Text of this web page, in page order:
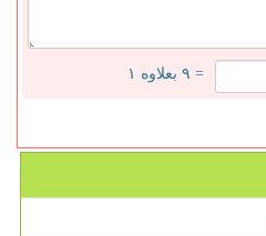
= ۹ بعلاوه ۱